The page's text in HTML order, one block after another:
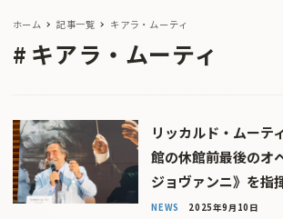
ホーム 記事一覧 キアラ・ムーティ
キアラ・ムーティ
リッカルド・ムーテ
館の休館前最後のオ
ジョヴァンニ》を指
NEWS 2025年9月10日